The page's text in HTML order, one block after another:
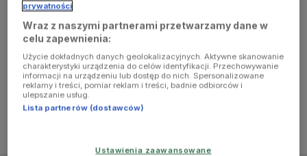
console for
more
information)
prywatności
Wraz z naszymi partnerami przetwarzamy dane w
celu zapewnienia:
Użycie dokładnych danych geolokalizacyjnych. Aktywne skanowanie
charakterystyki urządzenia do celów identyfikacji. Przechowywanie
informacji na urządzeniu lub dostęp do nich. Spersonalizowane
reklamy i treści, pomiar reklam i treści, badnie odbiorców i
ulepszanie usług.
Lista partnerów (dostawców)
Ustawienia zaawansowane